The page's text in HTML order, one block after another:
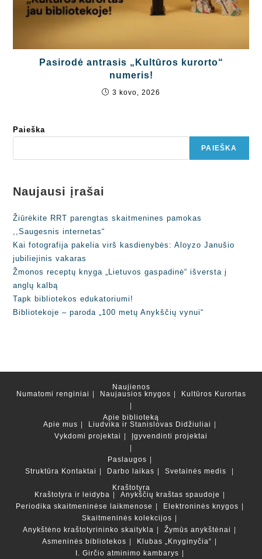
Pasirodė antrasis „Kultūros kurorto“
numeris!
3 kovo, 2026
Paieška
PAIEŠKA
Naujausi įrašai
Žiūrėkite RRT parengtas skaitmenines pamokas
,,Saugesnis internetas“
Kai fotografija pakelia virš kasdienybės: Aloyzo Janušio
jubiliejinis vakaras
Žmonos receptų knyga „Lietuvos gaspadinė“ išversta į
anglų kalbą
Tapk bibliotekos edukatoriumi!
Bibliotekoje – paroda „100 metų Anykščių vynui“
Naujienos
Numatomi renginiai
Naujausios knygos Kultūros Kurortas
Apie biblioteką
Apie mus
Liudvika ir Stanislovas Didžiuliai
Vykdomi projektai
Įgyvendinti projektai
Paslaugos
Struktūra Kontaktai Darbo laikas
Svetainės medis
Kraštotyra
Kraštotyra ir leidyba
Anykščių kraštas spaudoje
Periodika skaitmeninėse laikmenose
Elektroninės knygos
Skaitmeninės kolekcijos
Anykštėno kraštotyrininko skaitykla
Žymūs anykštėnai
Asmeninės bibliotekos
Klubas „Knyginyčia“
I. Girčio atminimo kambarys